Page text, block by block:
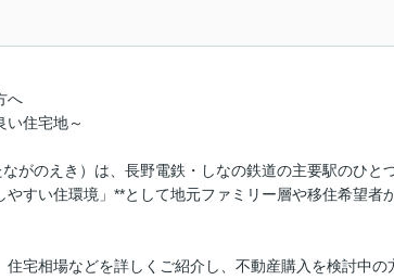
へ
い住宅地～
がのえき）は、長野電鉄・しなの鉄道の主要駅のひと
すい住環境」**として地元ファミリー層や移住希望者
宅相場などを詳しくご紹介し、不動産購入を検討中の